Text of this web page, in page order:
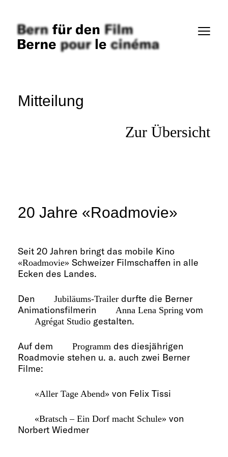
Verein
Inserate
Anmelden SMDb
Kontakt
Film Commission Bern
Mitteilung
Zur Übersicht
20 Jahre «Roadmovie»
Seit 20 Jahren bringt das mobile Kino
«Roadmovie» Schweizer Filmschaffen in alle
Ecken des Landes.
Den Jubiläums-Trailer durfte die Berner
Animationsfilmerin
Anna Lena Spring vom
Agrégat Studio gestalten.
Auf dem Programm des diesjährigen
Roadmovie stehen u. a. auch zwei Berner
Filme:
«Aller Tage Abend» von Felix Tissi
«Bratsch–Ein Dorf macht Schule» von
Norbert Wiedmer